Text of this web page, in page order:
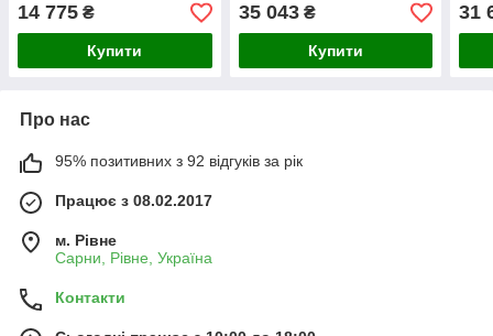
14 775 ₴
Купити
35 043₴
Купити
31
Про нас
95% позитивних з 92 відгуків за рік
Працює з 08.02.2017
м. Рівне
Сарни, Рівне, Україна
Контакти